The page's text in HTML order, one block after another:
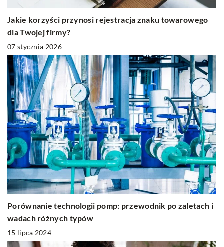
Jakie korzyści przynosi rejestracja znaku towarowego
dla Twojej firmy?
07 stycznia 2026
Porównanie technologii pomp: przewodnik po zaletach i
wadach różnych typów
15 lipca 2024